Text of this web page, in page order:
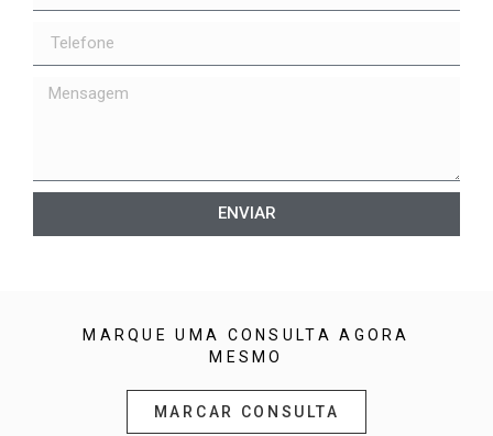
ENVIAR
MARQUE UMA CONSULTA AGORA
MESMO
MARCAR CONSULTA